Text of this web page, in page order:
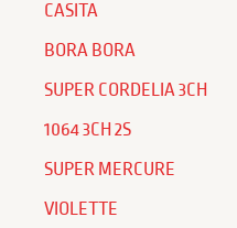
CASITA
BORA BORA
SUPER CORDELIA 3CH
1064 3CH 2S
SUPER MERCURE
VIOLETTE